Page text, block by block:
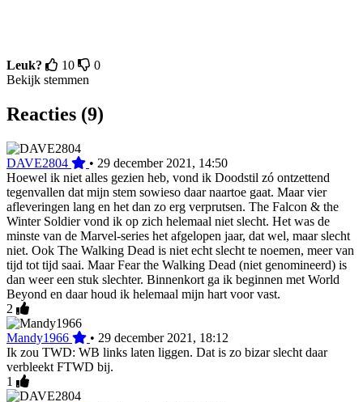
Leuk? 10
0
Bekijk stemmen
Reacties (9)
DAVE2804 • 29 december 2021, 14:50
Hoewel ik niet alles gezien heb, vond ik Doodstil zó ontzettend
tegenvallen dat mijn stem sowieso daar naartoe gaat. Maar vier
afleveringen lang en het dan zo erg verprutsen. The Falcon & the
Winter Soldier vond ik op zich helemaal niet slecht. Het was de
minste van de Marvel-series het afgelopen jaar, dat wel, maar slecht
niet. Ook The Walking Dead is niet echt slecht te noemen, meer van
tijd tot tijd saai. Maar Fear the Walking Dead (niet genomineerd) is
dan weer een stuk slechter. Binnenkort ga ik beginnen met World
Beyond en daar houd ik helemaal mijn hart voor vast.
2
Mandy1966 • 29 december 2021, 18:12
Ik zou TWD: WB links laten liggen. Dat is zo bizar slecht daar
verbleekt FTWD bij.
1